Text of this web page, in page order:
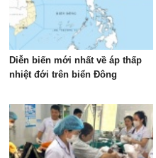
Diễn biến mới nhất về áp thấp
nhiệt đới trên biển Đông